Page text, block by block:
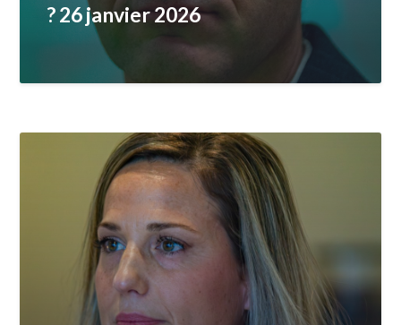
? 26 janvier 2026